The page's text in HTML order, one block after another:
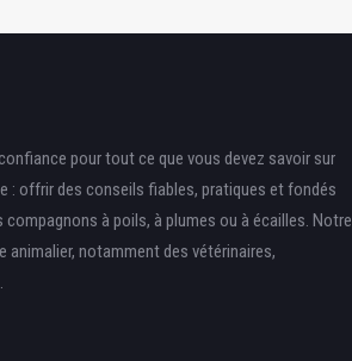
pour tout ce que vous devez savoir sur
: offrir des conseils fiables, pratiques et fondés
compagnons à poils, à plumes ou à écailles. Notre
notamment des vétérinaires,